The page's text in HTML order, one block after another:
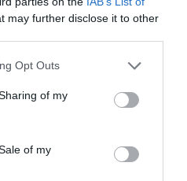
may further disclose it to other
Opt Outs
of my
of my